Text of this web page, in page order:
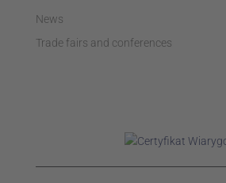
News
Trade fairs and conferences